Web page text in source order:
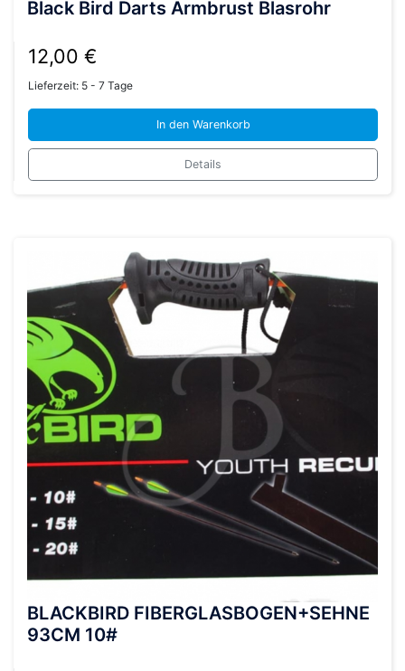
Black Bird Darts Armbrust Blasrohr
12,00 €
Lieferzeit: 5 - 7 Tage
In den Warenkorb
Details
BLACKBIRD FIBERGLASBOGEN+SEHNE
93CM 10#